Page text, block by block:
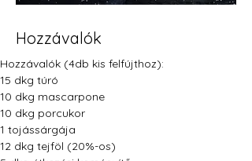
Hozzávalók
Hozzávalók (4db kis felfújthoz):
15 dkg túró
10 dkg mascarpone
10 dkg porcukor
1 tojássárgája
12 dkg tejföl (20%-os)